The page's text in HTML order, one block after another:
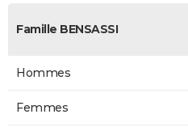
Famille BENSASSI
Hommes
Femmes